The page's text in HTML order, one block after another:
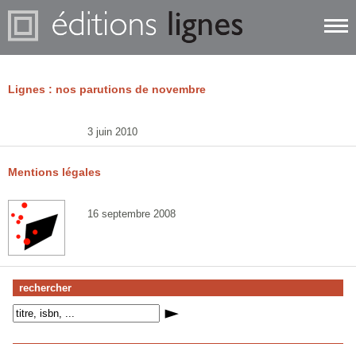
rechercher
3 juin 2010
Lignes : nos parutions de novembre
16 septembre 2008
Mentions légales